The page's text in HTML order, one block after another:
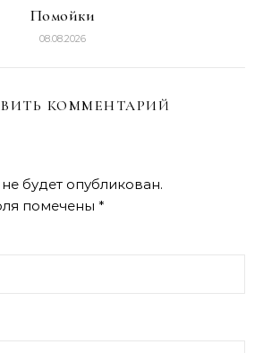
Помойки
08.08.2026
КОММЕНТАРИЙ
будет опубликован.
помечены *